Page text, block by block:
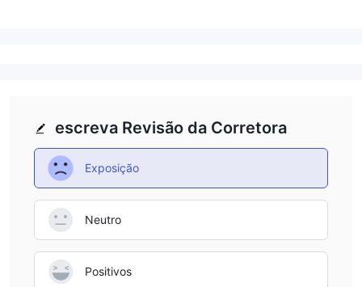
escreva Revisão da Corretora
Exposição
Neutro
Positivos